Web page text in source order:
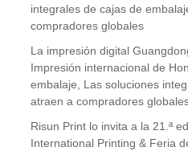
integrales de cajas de
compradores globales
La impresión digital
Impresión internacional de
embalaje, Las soluciones
atraen a compradores
Risun Print lo invita a la 21.ª
International Printing & Feria